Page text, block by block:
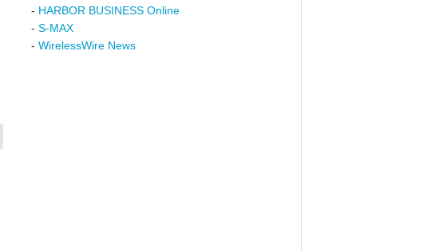
- HARBOR BUSINESS Online
- S-MAX
- WirelessWire News